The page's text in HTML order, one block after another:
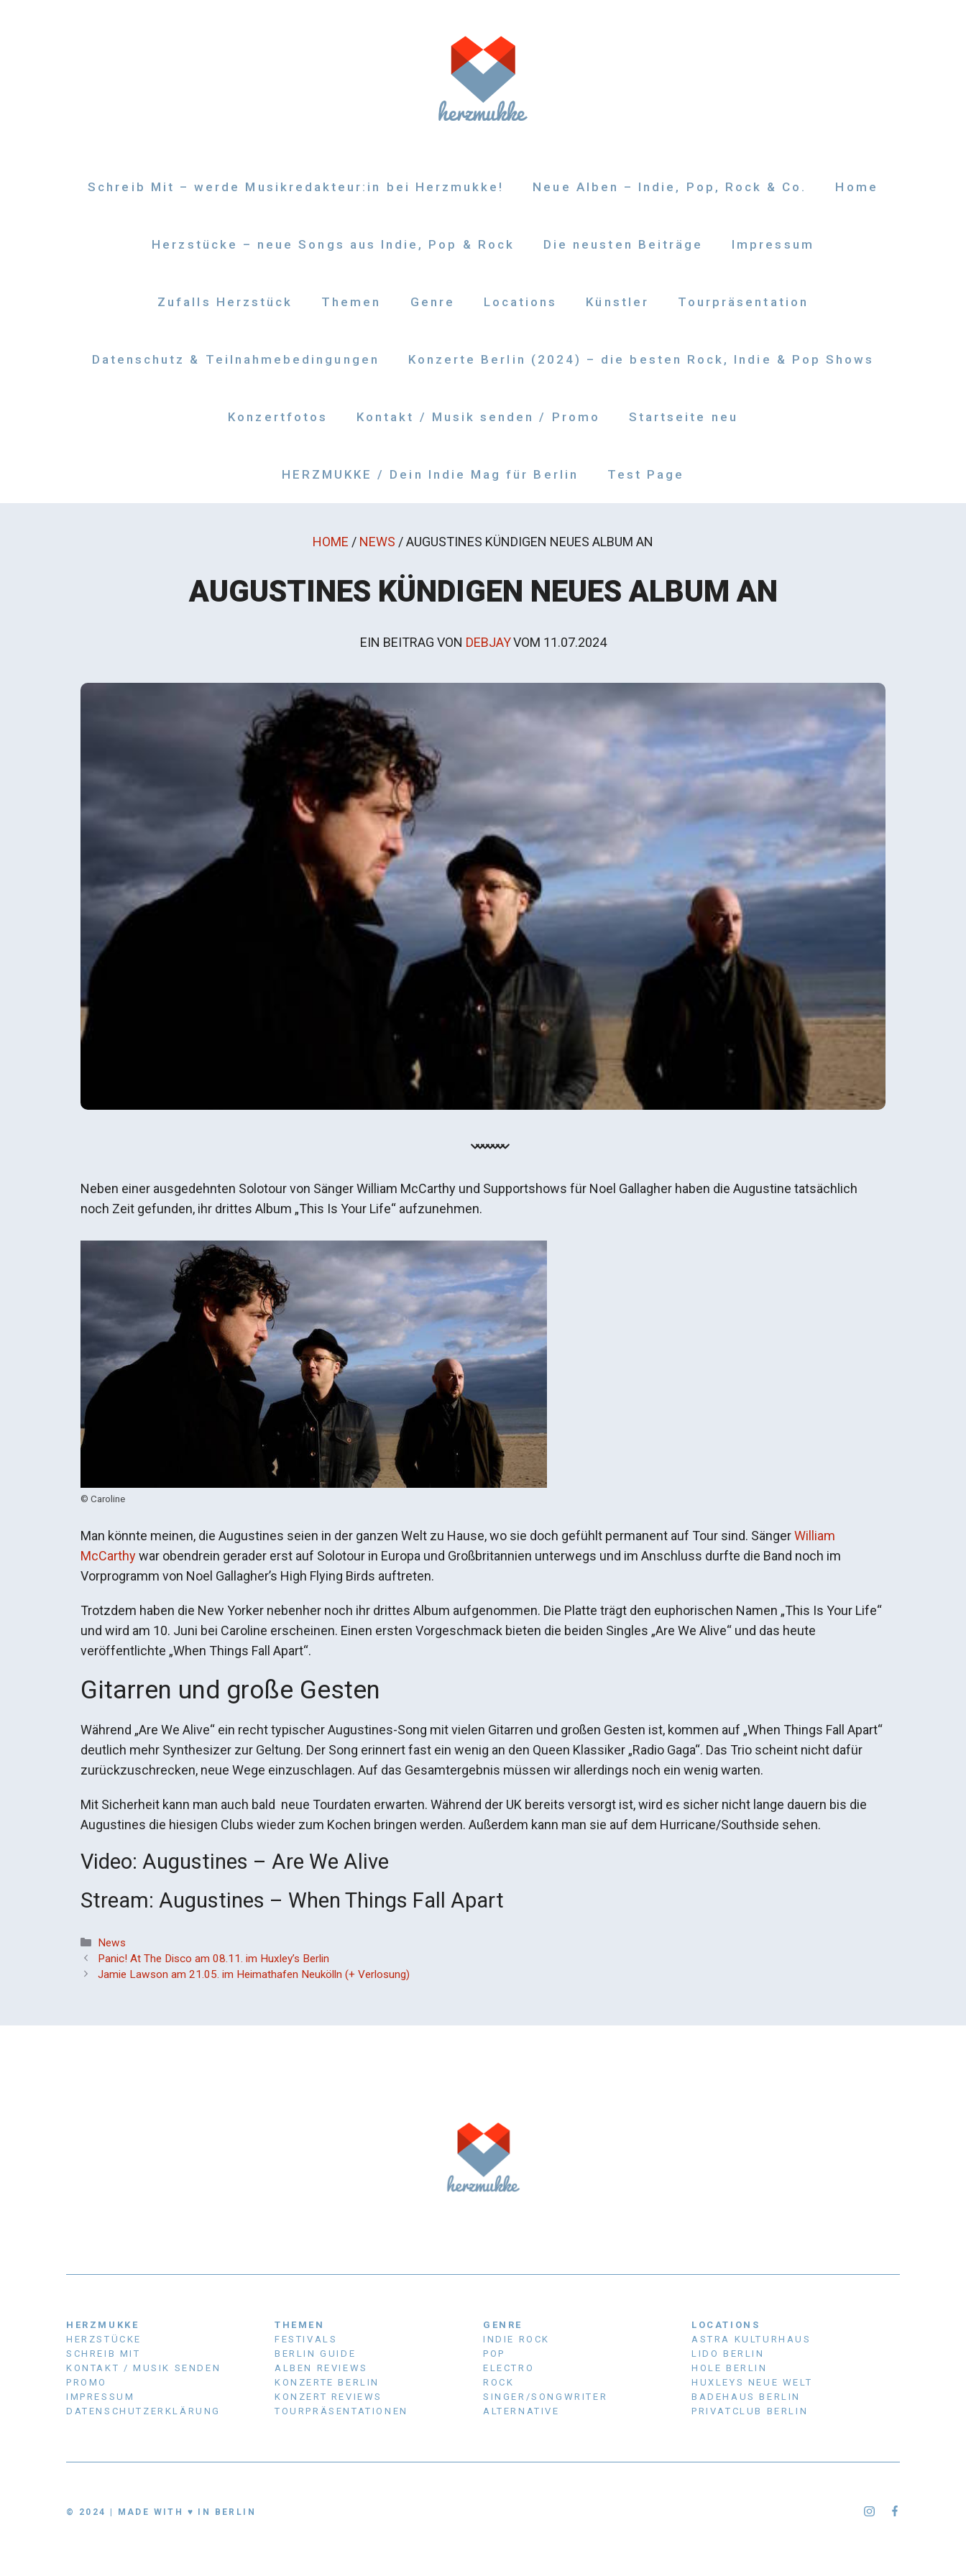
Schreib Mit – werde Musikredakteur:in bei Herzmukke! Neue Alben – Indie, Pop, Rock & Co. Home
Herzstücke – neue Songs aus Indie, Pop & Rock Die neusten Beiträge Impressum
Zufalls Herzstück Themen Genre Locations Künstler Tourpräsentation
Datenschutz & Teilnahmebedingungen Konzerte Berlin (2024) – die besten Rock, Indie & Pop Shows
Konzertfotos Kontakt / Musik senden / Promo Startseite neu
HERZMUKKE / Dein Indie Mag für Berlin Test Page
HOME / NEWS /AUGUSTINES KÜNDIGEN NEUES ALBUM AN
AUGUSTINES KÜNDIGEN NEUES ALBUM AN
EIN BEITRAG VON DEBJAYVOM 11.07.2024
Neben einer ausgedehnten Solotour von Sänger William McCarthy und Supportshows für Noel Gallagher haben die Augustine tatsächlich
noch Zeit gefunden, ihr drittes Album „This Is Your Life“ aufzunehmen.
© Caroline
Man könnte meinen, die Augustines seien in der ganzen Welt zu Hause, wo sie doch gefühlt permanent auf Tour sind. SängerWilliam
McCarthywar obendrein gerader erst auf Solotour in Europa und Großbritannien unterwegs und im Anschluss durfte die Band noch im
Vorprogramm von Noel Gallagher’s High Flying Birds auftreten.
Trotzdem haben die New Yorker nebenher noch ihr drittes Album aufgenommen. Die Platte trägt den euphorischen Namen „This Is Your Life“
und wird am 10. Juni bei Caroline erscheinen. Einen ersten Vorgeschmack bieten die beiden Singles „Are We Alive“ und das heute
veröffentlichte „When Things Fall Apart“.
Gitarren und große Gesten
Während „Are We Alive“ ein recht typischer Augustines-Song mit vielen Gitarren und großen Gesten ist, kommen auf „When Things Fall Apart“
deutlich mehr Synthesizer zur Geltung. Der Song erinnert fast ein wenig an den Queen Klassiker „Radio Gaga“. Das Trio scheint nicht dafür
zurückzuschrecken, neue Wege einzuschlagen. Auf das Gesamtergebnis müssen wir allerdings noch ein wenig warten.
Mit Sicherheit kann man auch bald neue Tourdaten erwarten. Während der UK bereits versorgt ist, wird es sicher nicht lange dauern bis die
Augustines die hiesigen Clubs wieder zum Kochen bringen werden. Außerdem kann man sie auf dem Hurricane/Southside sehen.
Video: Augustines – Are We Alive
Stream: Augustines – When Things Fall Apart
Kategorien
News
Panic! At The Disco am 08.11. im Huxley’s Berlin
Jamie Lawson am 21.05. im Heimathafen Neukölln (+ Verlosung)
HERZMUKKE
HERZSTÜCKE
SCHREIB MIT
KONTAKT / MUSIK SENDEN
PROMO
IMPRESSUM
DATENSCHUTZERKLÄRUNG
THEMEN
FESTIVALS
BERLIN GUIDE
ALBEN REVIEWS
KONZERTE BERLIN
KONZERT REVIEWS
TOURPRÄSENTATIONEN
GENRE
INDIE ROCK
POP
ELECTRO
ROCK
SINGER/SONGWRITER
ALTERNATIVE
LOCATIONS
ASTRA KULTURHAUS
LIDO BERLIN
HOLE BERLIN
HUXLEYS NEUE WELT
BADEHAUS BERLIN
PRIVATCLUB BERLIN
© 2024 | MADE WITH ♥ IN BERLIN